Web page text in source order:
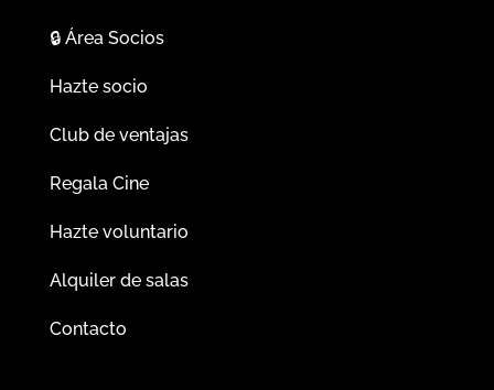
🔒Área Socios
Hazte socio
Club de ventajas
Regala Cine
Hazte voluntario
Alquiler de salas
Contacto